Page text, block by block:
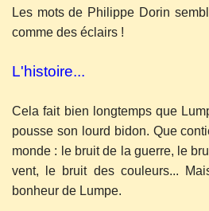
Les mots de Philippe Dorin
comme des éclairs !
L'histoire...
Cela fait bien longtemps que
pousse son lourd bidon. Que
monde : le bruit de la guerre, le
vent, le bruit des couleurs...
bonheur de Lumpe.